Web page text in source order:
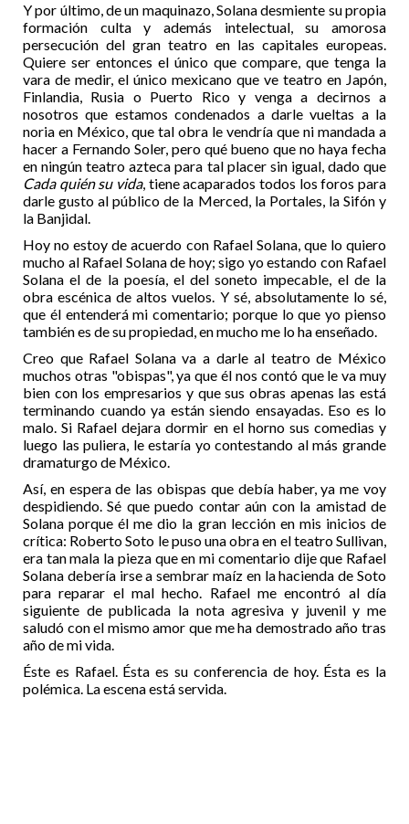
Y por último, de un maquinazo, Solana desmiente su propia
formación culta y además intelectual, su amorosa
persecución del gran teatro en las capitales europeas.
Quiere ser entonces el único que compare, que tenga la
vara de medir, el único mexicano que ve teatro en Japón,
Finlandia, Rusia o Puerto Rico y venga a decirnos a
nosotros que estamos condenados a darle vueltas a la
noria en México, que tal obra le vendría que ni mandada a
hacer a Fernando Soler, pero qué bueno que no haya fecha
en ningún teatro azteca para tal placer sin igual, dado que
Cada quién su vida, tiene acaparados todos los foros para
darle gusto al público de la Merced, la Portales, la Sifón y
la Banjidal.
Hoy no estoy de acuerdo con Rafael Solana, que lo quiero
mucho al Rafael Solana de hoy; sigo yo estando con Rafael
Solana el de la poesía, el del soneto impecable, el de la
obra escénica de altos vuelos. Y sé, absolutamente lo sé,
que él entenderá mi comentario; porque lo que yo pienso
también es de su propiedad, en mucho me lo ha enseñado.
Creo que Rafael Solana va a darle al teatro de México
muchos otras "obispas", ya que él nos contó que le va muy
bien con los empresarios y que sus obras apenas las está
terminando cuando ya están siendo ensayadas. Eso es lo
malo. Si Rafael dejara dormir en el horno sus comedias y
luego las puliera, le estaría yo contestando al más grande
dramaturgo de México.
Así, en espera de las obispas que debía haber, ya me voy
despidiendo. Sé que puedo contar aún con la amistad de
Solana porque él me dio la gran lección en mis inicios de
crítica: Roberto Soto le puso una obra en el teatro Sullivan,
era tan mala la pieza que en mi comentario dije que Rafael
Solana debería irse a sembrar maíz en la hacienda de Soto
para reparar el mal hecho. Rafael me encontró al día
siguiente de publicada la nota agresiva y juvenil y me
saludó con el mismo amor que me ha demostrado año tras
año de mi vida.
Éste es Rafael. Ésta es su conferencia de hoy. Ésta es la
polémica. La escena está servida.